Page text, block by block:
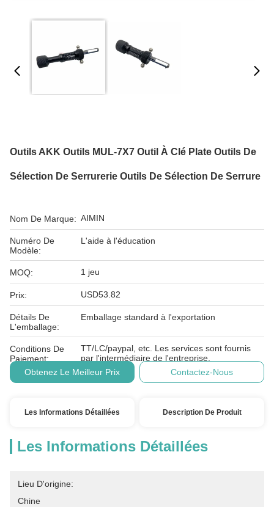
Outils AKK Outils MUL-7X7 Outil À Clé Plate Outils De
Sélection De Serrurerie Outils De Sélection De Serrure
Nom De Marque: AIMIN
Numéro De
Modèle:
L'aide à l'éducation
MOQ: 1 jeu
Prix: USD53.82
Détails De
L'emballage:
Emballage standard à l'exportation
Conditions De
Paiement:
TT/LC/paypal, etc. Les services sont fournis
par l'intermédiaire de l'entreprise.
Obtenez Le Meilleur Prix
Contactez-Nous
Les Informations Détaillées Description De Produit
Les Informations Détaillées
Lieu D'origine:
Chine